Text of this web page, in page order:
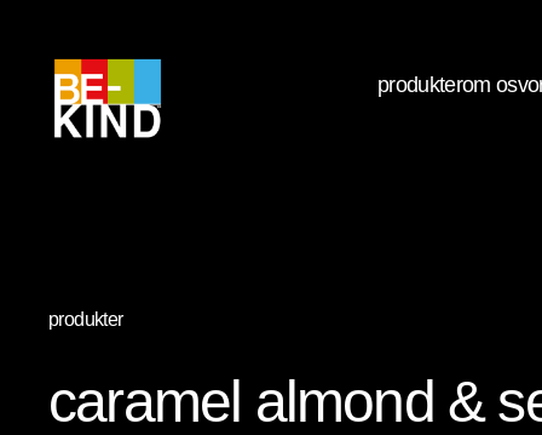
produkterom os
produkter
caramel almond &